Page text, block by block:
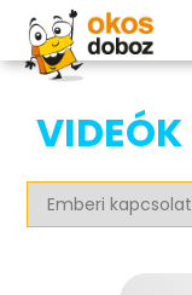
VIDEÓK